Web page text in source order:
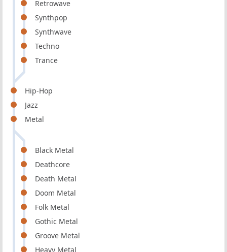
Retrowave
Synthpop
Synthwave
Techno
Trance
Hip-Hop
Jazz
Metal
Black Metal
Deathcore
Death Metal
Doom Metal
Folk Metal
Gothic Metal
Groove Metal
Heavy Metal